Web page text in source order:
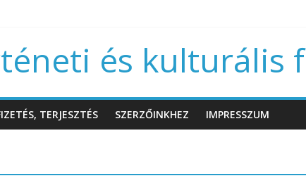
és kulturális
TERJESZTÉS SZERZŐINKHEZ IMPRESSZUM